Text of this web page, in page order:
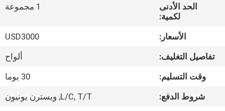
في
المعمل
اتصل
الحد الأدنى
لكمية:
1 مجموعة
الأسعار:
USD3000
تفاصيل التغليف:
ألواح
وقت التسليم:
30 يوما
شروط الدفع:
L/C, T/T, ويسترن يونيون